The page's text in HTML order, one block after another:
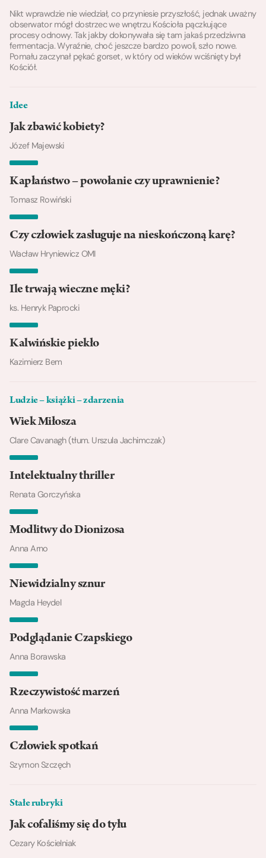
Nikt wprawdzie nie wiedział, co przyniesie przyszłość, jednak uważny
obserwator mógł dostrzec we wnętrzu Kościoła pączkujące
procesy odnowy. Tak jakby dokonywała się tam jakaś przedziwna
fermentacja. Wyraźnie, choć jeszcze bardzo powoli, szło nowe.
Pomału zaczynał pękać gorset, w który od wieków wciśnięty był
Kościół.
Idee
Jak zbawić kobiety?
Józef Majewski
Kapłaństwo – powołanie czy uprawnienie?
Tomasz Rowiński
Czy człowiek zasługuje na nieskończoną karę?
Wacław Hryniewicz OMI
Ile trwają wieczne męki?
ks. Henryk Paprocki
Kalwińskie piekło
Kazimierz Bem
Ludzie – książki – zdarzenia
Wiek Miłosza
Clare Cavanagh (tłum. Urszula Jachimczak)
Intelektualny thriller
Renata Gorczyńska
Modlitwy do Dionizosa
Anna Arno
Niewidzialny sznur
Magda Heydel
Podglądanie Czapskiego
Anna Borawska
Rzeczywistość marzeń
Anna Markowska
Człowiek spotkań
Szymon Szczęch
Stałe rubryki
Jak cofaliśmy się do tyłu
Cezary Kościelniak